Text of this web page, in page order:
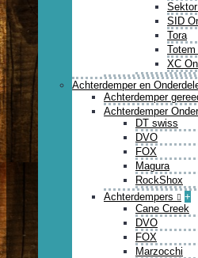
SID
Tora
Totem
XC
Achterdemper en
Achterdemper
Achterdemper
DT swiss
DVO
FOX
Magura
RockShox
Achterdempers
+
Cane Creek
DVO
FOX
Marzocchi